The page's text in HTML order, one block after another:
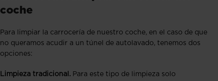
coche
Para limpiar la carrocería de nuestro coche, en el caso de que
no queramos acudir a un túnel de autolavado, tenemos dos
opciones:
Limpieza tradicional. Para este tipo de limpieza solo